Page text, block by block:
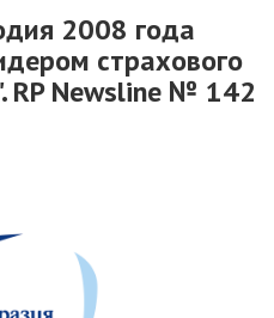
2008 года
страхового
RP Newsline № 142